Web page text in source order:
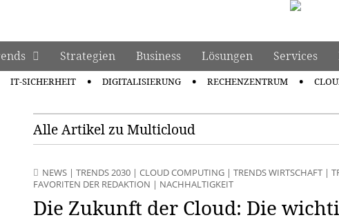
it Strategien Business Lösungen Services
IT-SICHERHEIT DIGITALISIERUNG RECHENZENTRUM
Alle Artikel zu Multicloud
NEWS| TRENDS 2030| CLOUD COMPUTING| TRENDS WIRTSCHAFT|
FAVORITEN DER REDAKTION | NACHHALTIGKEIT
Die Zukunft der Cloud: Die